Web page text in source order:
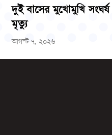
দুই বাসের মুখোমুখি
মৃত্যু
আগস্ট ৭, ২০২৬